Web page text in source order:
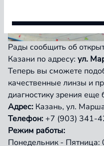
Рады сообщить об
Казани по адресу: ул.
Теперь вы сможете
качественные линзы и
диагностику зрения
Адрес: Казань, ул.
Телефон: +7 (903) 341-
Режим работы:
Понедельник -